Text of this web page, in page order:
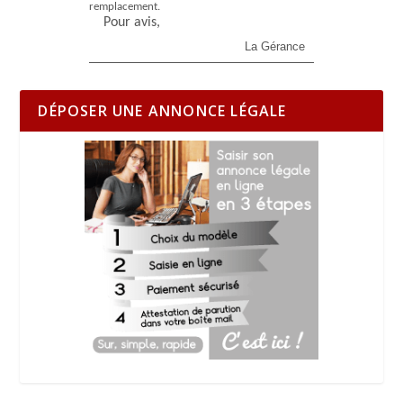
remplacement.
Pour avis,
La Gérance
DÉPOSER UNE ANNONCE LÉGALE